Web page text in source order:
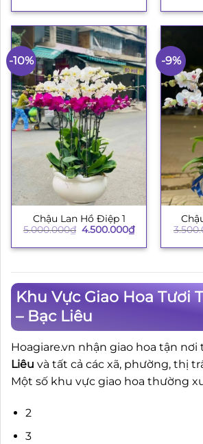
-10%
Chậu Lan Hồ Điệp 1
5.000.000₫ Giá
là:
4.500.000₫Giá
hiện
tại
-9%
Khu Vực Giao Hoa Tươi
– Bạc Liêu
Hoagiare.vn nhận giao hoa tận nơi
Liêu và tất cả các xã, phường, thị
Một số khu vực giao hoa thường
2
3